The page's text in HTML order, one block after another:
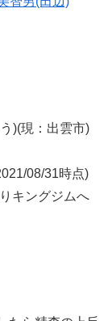
)(現：出雲市)
08/31時点)
キングジムへ